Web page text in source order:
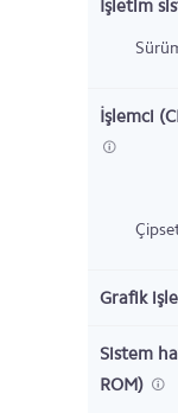
İşletim
İşlemci
Grafik
Sistem
ROM)